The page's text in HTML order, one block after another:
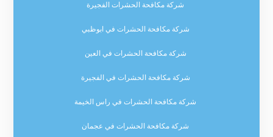
شركة مكافحة الحشرات الفجيرة
شركة مكافحة الحشرات في ابوظبي
شركة مكافحة الحشرات في العين
شركة مكافحة الحشرات في الفجيرة
شركة مكافحة الحشرات في راس الخيمة
شركة مكافحة الحشرات في عجمان